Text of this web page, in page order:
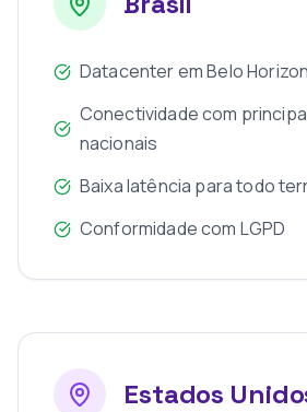
Datacenter em Belo
Conectividade com
nacionais
Baixa latência para todo
Conformidade com LGPD
Estados